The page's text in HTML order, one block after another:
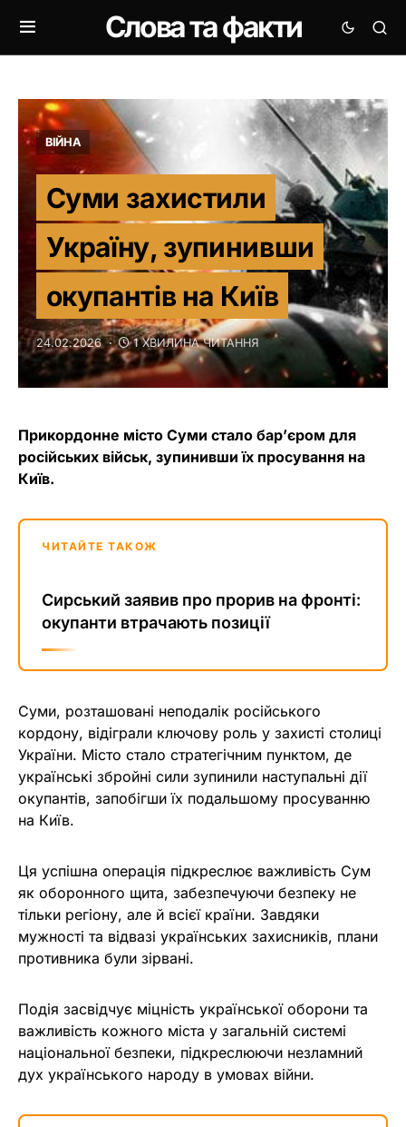
Слова та факти
ВІЙНА
Суми захистили
Україну, зупинивши
окупантів на Київ
24.02.2026 1 ХВИЛИНА ЧИТАННЯ
Прикордонне місто Суми стало бар’єром для
російських військ, зупинивши їх просування на
Київ.
ЧИТАЙТЕ ТАКОЖ
Сирський заявив про прорив на фронті:
окупанти втрачають позиції
Суми, розташовані неподалік російського
кордону, відіграли ключову роль у захисті столиці
України. Місто стало стратегічним пунктом, де
українські збройні сили зупинили наступальні дії
окупантів, запобігши їх подальшому просуванню
на Київ.
Ця успішна операція підкреслює важливість Сум
як оборонного щита, забезпечуючи безпеку не
тільки регіону, але й всієї країни. Завдяки
мужності та відвазі українських захисників, плани
противника були зірвані.
Подія засвідчує міцність української оборони та
важливість кожного міста у загальній системі
національної безпеки, підкреслюючи незламний
дух українського народу в умовах війни.